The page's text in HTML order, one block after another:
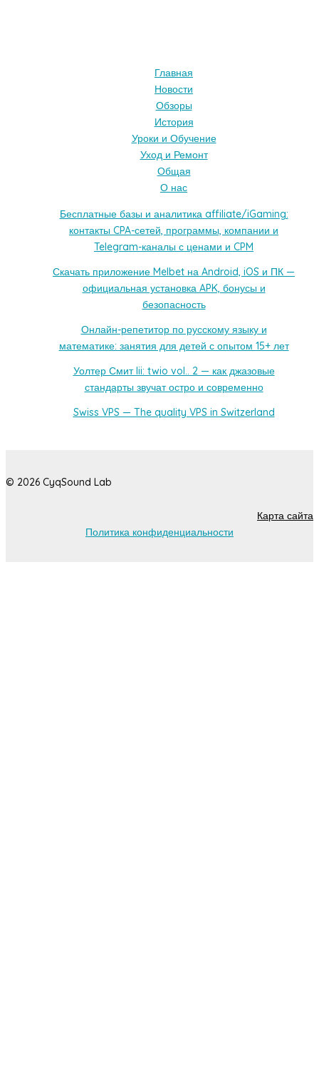
Главная
Новости
Обзоры
История
Уроки и Обучение
Уход и Ремонт
Общая
О нас
Бесплатные базы и аналитика affiliate/iGaming:
контакты CPA-сетей, программы, компании и
Telegram-каналы с ценами и CPM
Скачать приложение Melbet на Android, iOS и ПК —
официальная установка APK, бонусы и
безопасность
Онлайн-репетитор по русскому языку и
математике: занятия для детей с опытом 15+ лет
Уолтер Смит Iii: twio vol.. 2 — как джазовые
стандарты звучат остро и современно
Swiss VPS — The quality VPS in Switzerland
© 2026 CyqSound Lab
Карта сайта
Политика конфиденциальности